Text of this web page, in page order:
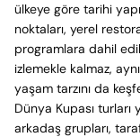
ülkeye göre tarihi
noktaları, yerel
programlara dahil
izlemekle kalmaz,
yaşam tarzını da
Dünya Kupası
arkadaş grupları,